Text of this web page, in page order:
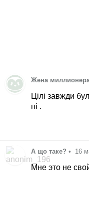
Жена
Цілі завжди
ні .
А що таке? • 16
Мне это не